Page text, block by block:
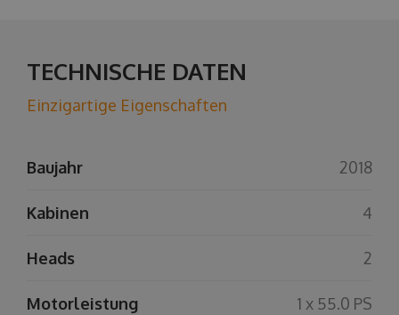
TECHNISCHE DATEN
Einzigartige Eigenschaften
Baujahr 2018
Kabinen 4
Heads 2
Motorleistung 1 x 55.0 PS